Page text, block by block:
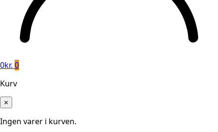
0kr. 0
Kurv
×
Ingen varer i kurven.